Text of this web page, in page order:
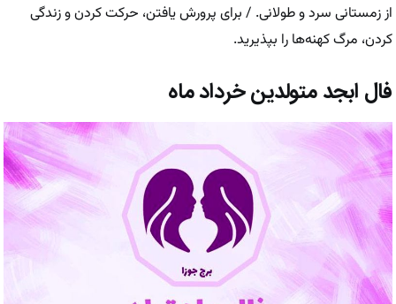
از زمستانی سرد و طولانی. / برای پرورش یافتن، حرکت کردن و زندگی
کردن، مرگ کهنه‌ها را بپذیرید.
فال ابجد متولدین خرداد ماه